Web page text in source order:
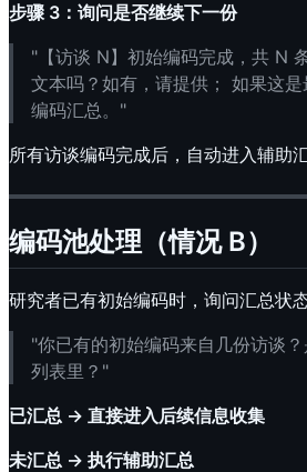
步骤 3：询问是否继续下一份
"【访谈 N】初始编码完成，共 N
文本吗？如有，请提供； 如果这
编码汇总。"
所有访谈编码完成后，自动进入辅助汇
编码池处理（情况 B）
研究者已有初始编码时，询问汇总状态
"你已有的初始编码来自几份访谈
列表里？"
已汇总 → 直接进入后续信息收集
未汇总 → 执行辅助汇总